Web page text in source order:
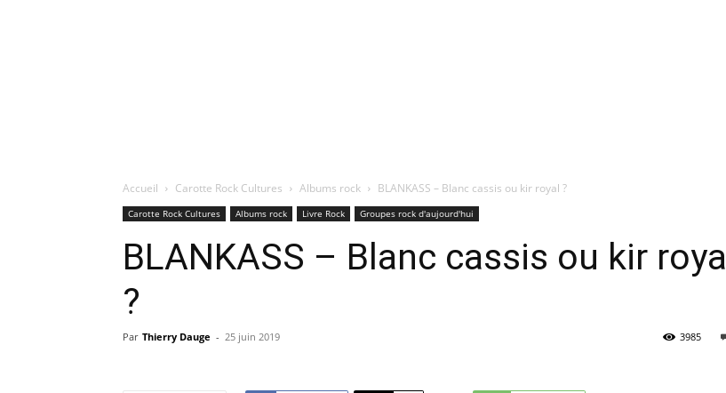
Accueil Carotte Rock Cultures Albums rock BLANKASS – Blanc cassis ou kir royal ?
Carotte Rock Cultures Albums rock Livre Rock Groupes rock d'aujourd'hui
BLANKASS – Blanc cassis ou kir royal
?
Par Thierry Dauge - 25 juin 2019 3985